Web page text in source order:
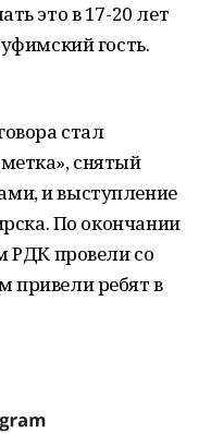
это в 17-20 лет
гость.
стал
снятый
и выступление
По окончании
РДК провели со
ребят в